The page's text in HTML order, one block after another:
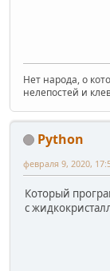
Нет народа, о
нелепостей и
Python
февраля 9, 2020,
Который
с